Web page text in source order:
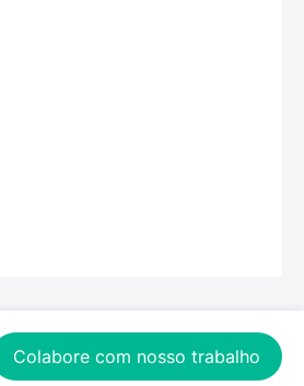
Colabore com nosso trabalho
| Distributed byTheme